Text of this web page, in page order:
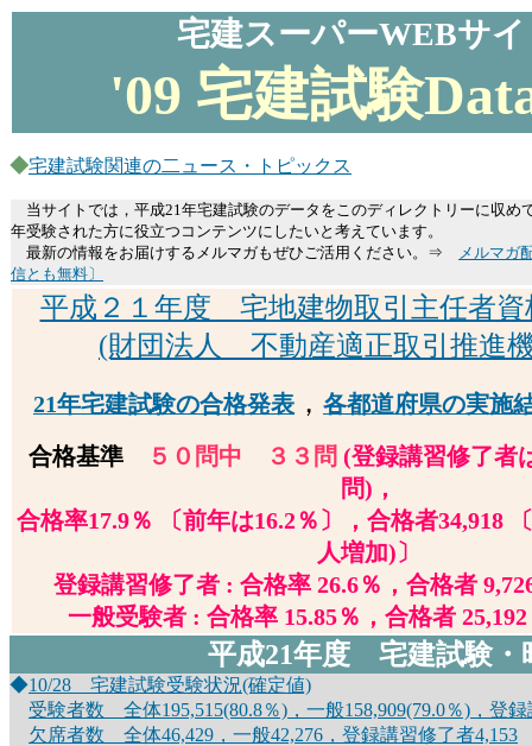
宅建スーパーWEBサ
'09 宅建試験
◆宅建試験関連の二ュース・トピックス
当サイトでは，平成21年宅建試験のデータをこのディレクトリーに収め
年受験された方に役立つコンテンツにしたいと考えています。
最新の情報をお届けするメルマガもぜひご活用ください。⇒
メルマガ
信とも無料〕
平成２１年度 宅地建物取引主任者資
(財団法人 不動産適正取引推進
21年宅建試験の合格発表 ， 各都道府県の実施
合格基準 ５０問中 ３３問 (登録講習修了
問)，
合格率17.9％ 〔前年は16.2％〕，合格者34,918
人増加)〕
登録講習修了者 : 合格率 26.6％，合格者
一般受験者 : 合格率 15.85％，合格者
平成21年度 宅建試験・
◆10/28 宅建試験受験状況(確定値)
受験者数 全体195,515(80.8％)，一般158,909(79.0％)，登録
欠席者数 全体46,429，一般42,276，登録講習修了者4,153